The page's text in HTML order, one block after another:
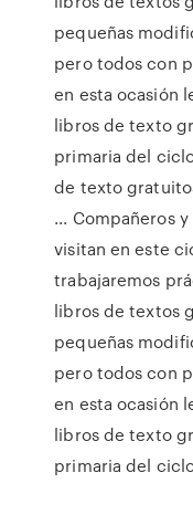
pequeñas
pero todos con
en esta ocasión
libros de texto
primaria del
de texto
... Compañeros
visitan en este
trabajaremos
libros de textos
pequeñas
pero todos con
en esta ocasión
libros de texto
primaria del